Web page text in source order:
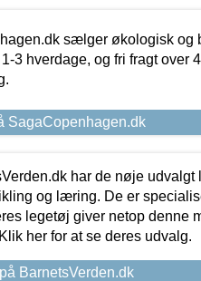
sælger økologisk og
3 hverdage, og fri fragt over
SagaCopenhagen.dk
har de nøje udvalgt
og læring. De er
legetøj giver netop denne
her for at se deres udvalg.
BarnetsVerden.dk